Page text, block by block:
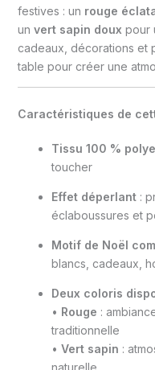
festives : un rouge
un vert sapin doux pour
cadeaux, décorations et
table pour créer une
Caractéristiques de
Tissu 100 %
toucher
Effet déperlant:
éclaboussures et
Motif de Noël
blancs, cadeaux,
Deux coloris
• Rouge :
traditionnelle
• Vert sapin :
naturelle